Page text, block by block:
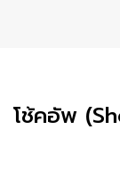
โช้คอัพ